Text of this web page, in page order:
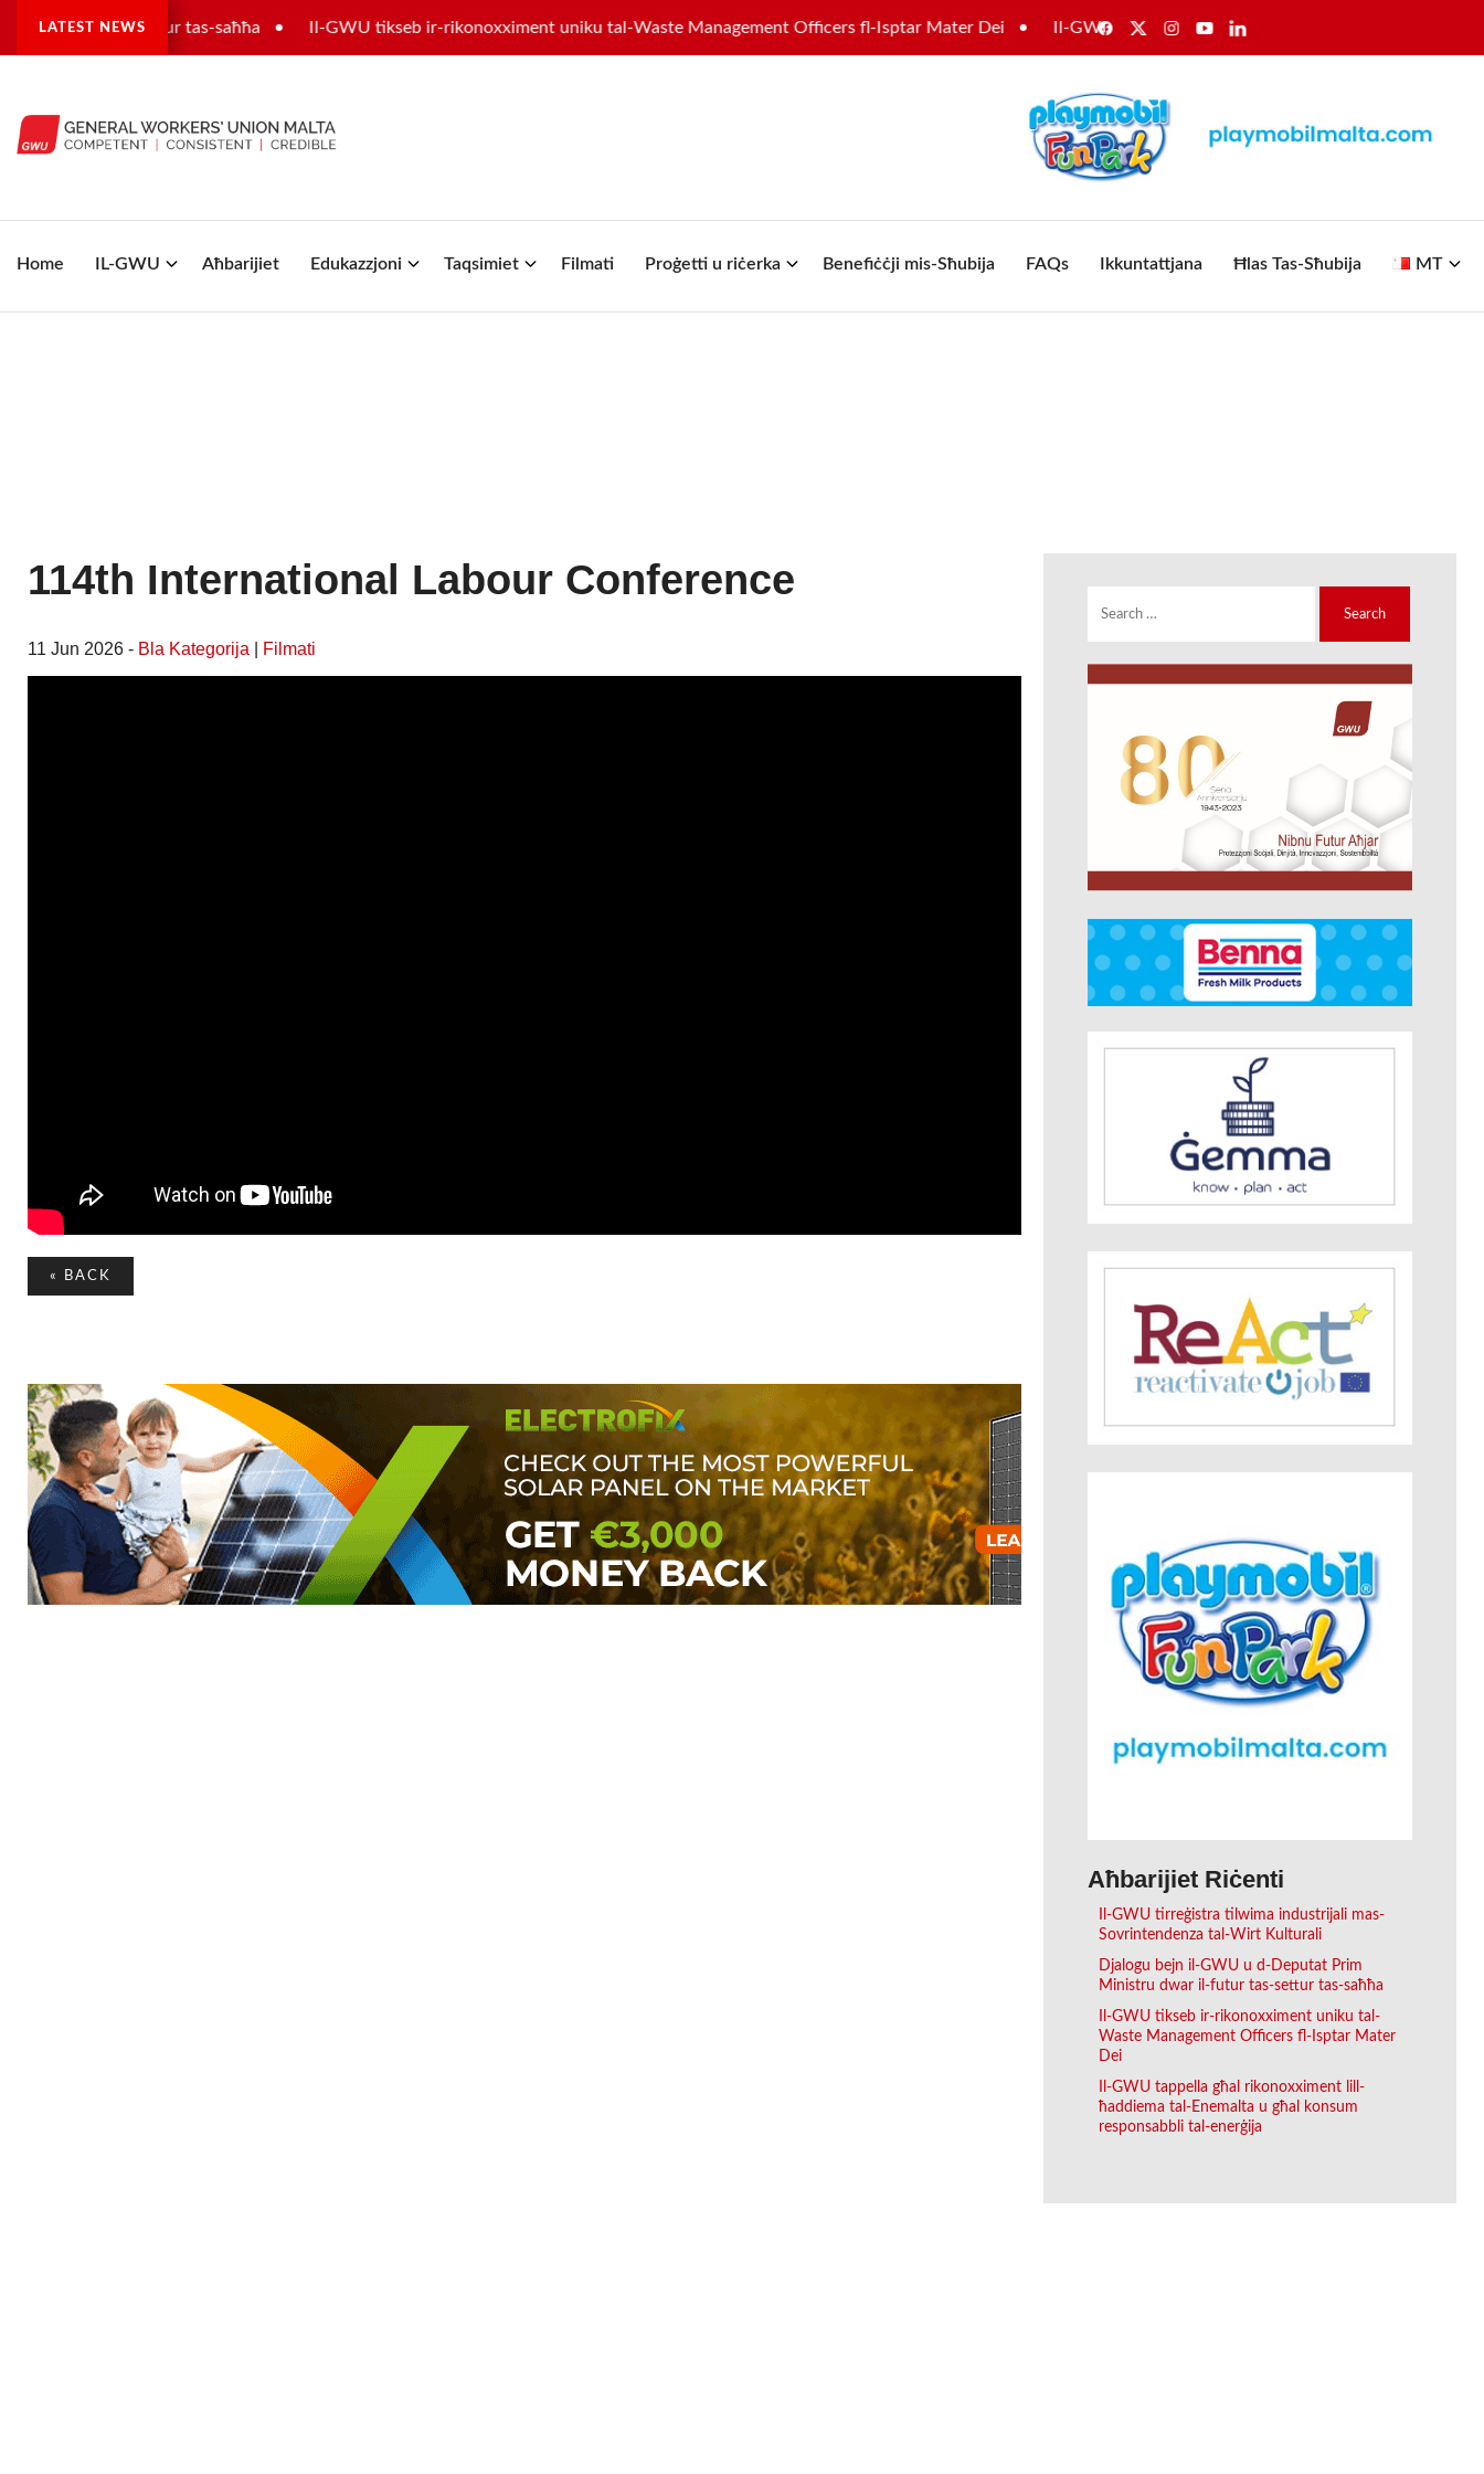
LATEST NEWS
il-futur tas-settur tas-saħħa Il-GWU tikseb ir-rikonoxximent uniku tal-Waste Management Officers fl-Isptar Mater Dei Il-GWU tappella għal rikonoxximent lill-ħaddiema tal-
Home IL-GWU Aħbarijiet Edukazzjoni Taqsimiet Filmati Proġetti u riċerka Benefiċċji mis-Sħubija FAQs Ikkuntattjana Ħlas Tas-Sħubija MT
114th International Labour Conference
11 Jun 2026 - Bla Kategorija Filmati
« BACK
for:
Aħbarijiet Riċenti
Il-GWU tirreġistra tilwima industrijali mas-
Sovrintendenza tal-Wirt Kulturali
Djalogu bejn il-GWU u d-Deputat Prim
Ministru dwar il-futur tas-settur tas-saħħa
Il-GWU tikseb ir-rikonoxximent uniku tal-
Waste Management Officers fl-Isptar Mater
Dei
Il-GWU tappella għal rikonoxximent lill-
ħaddiema tal-Enemalta u għal konsum
responsabbli tal-enerġija